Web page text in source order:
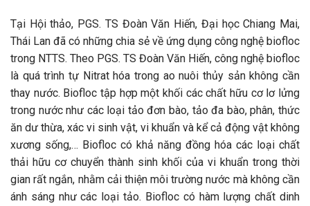
Tại Hội thảo, PGS. TS Đoàn Văn Hiến, Đại học Chiang Mai,
Thái Lan đã có những chia sẻ về ứng dụng công nghệ biofloc
trong NTTS. Theo PGS. TS Đoàn Văn Hiến, công nghệ biofloc
là quá trình tự Nitrat hóa trong ao nuôi thủy sản không cần
thay nước. Biofloc tập hợp một khối các chất hữu cơ lơ lửng
trong nước như các loại tảo đơn bào, tảo đa bào, phân, thức
ăn dư thừa, xác vi sinh vật, vi khuẩn và kể cả động vật không
xương sống,… Biofloc có khả năng đồng hóa các loại chất
thải hữu cơ chuyển thành sinh khối của vi khuẩn trong thời
gian rất ngắn, nhằm cải thiện môi trường nước mà không cần
ánh sáng như các loại tảo. Biofloc có hàm lượng chất dinh